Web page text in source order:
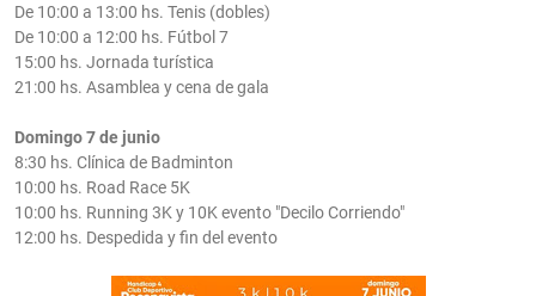
De 10:00 a 13:00 hs. Tenis (dobles)
De 10:00 a 12:00 hs. Fútbol 7
15:00 hs. Jornada turística
21:00 hs. Asamblea y cena de gala
Domingo 7 de junio
8:30 hs. Clínica de Badminton
10:00 hs. Road Race 5K
10:00 hs. Running 3K y 10K evento "Decilo Corriendo"
12:00 hs. Despedida y fin del evento